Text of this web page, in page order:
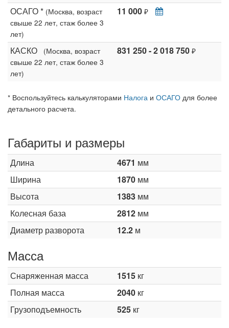
ОСАГО * (Москва, возраст
свыше 22 лет, стаж более 3
лет)
11 000 ₽
КАСКО
(Москва, возраст
свыше 22 лет, стаж более 3
лет)
831 250 - 2 018 750 ₽
* Воспользуйтесь калькуляторами Налога и ОСАГО для более
детального расчета.
Габариты и размеры
Длина 4671 мм
Ширина
1870 мм
Высота
1383 мм
Колесная база
2812 мм
Диаметр разворота
12.2 м
Масса
Снаряженная масса 1515 кг
Полная масса
2040 кг
Грузоподъемность
525 кг